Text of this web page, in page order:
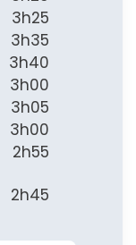
3h25
3h35
3h40
3h00
3h05
3h00
2h55
2h45